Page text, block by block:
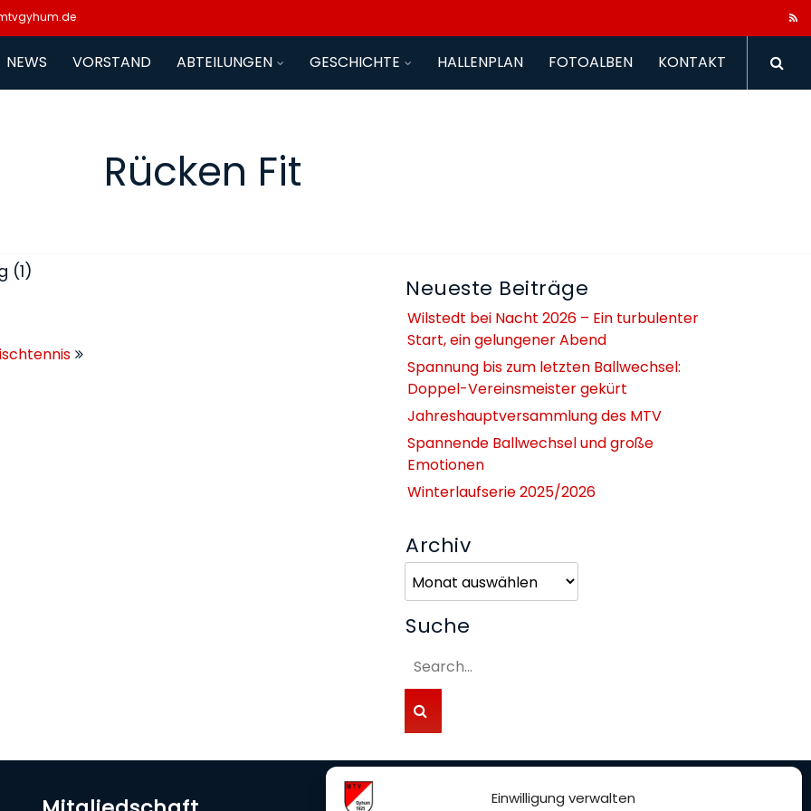
Einwilligung verwalten
NEWS VORSTAND ABTEILUNGEN GESCHICHTE HALLENPLAN FOTOALBEN KONTAKT
Rücken Fit
(1)
Neueste Beiträge
Wilstedt bei Nacht 2026 – Ein turbulenter
Start, ein gelungener Abend
Spannung bis zum letzten Ballwechsel:
Doppel-Vereinsmeister gekürt
Jahreshauptversammlung des MTV
Spannende Ballwechsel und große
Emotionen
Winterlaufserie 2025/2026
Archiv
Suche